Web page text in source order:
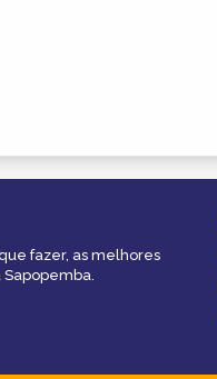
fazer, as melhores